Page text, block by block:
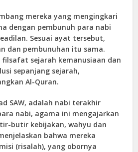
mereka yang mengingkari
dengan pembunuh para nabi
Sesuai ayat tersebut,
dan pembunuhan itu sama.
filsafat sejarah kemanusiaan dan
sepanjang sejarah,
Al-Quran.
SAW, adalah nabi terakhir
nabi, agama ini mengajarkan
butir kebijakan, wahyu dan
bahwa mereka
(risalah), yang obornya